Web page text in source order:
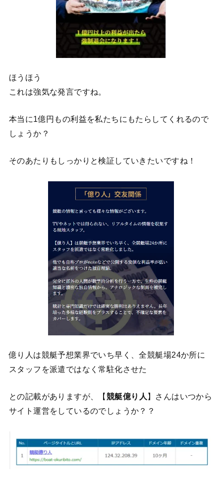
ほうほう
これは強気な発言ですね。
本当に1億円もの利益を私たちにもたらしてくれるので
しょうか？
そのあたりもしっかりと検証していきたいですね！
億り人は競艇予想業界でいち早く、全競艇場24か所に
スタッフを派遣ではなく常駐化させた
との記載がありますが、【競艇億り人 】さんはいつから
サイト運営をしているのでしょうか？？